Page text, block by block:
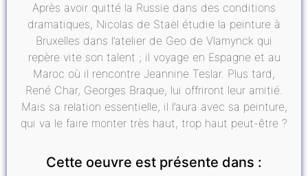
Après avoir quitté la Russie dans des conditions
dramatiques, Nicolas de Staël étudie la peinture à
Bruxelles dans l’atelier de Geo de Vlamynck qui
repère vite son talent ; il voyage en Espagne et au
Maroc où il rencontre Jeannine Teslar. Plus tard,
René Char, Georges Braque, lui offriront leur amitié.
Mais sa relation essentielle, il l’aura avec sa peinture,
qui va le faire monter très haut, trop haut peut-être ?
Cette oeuvre est présente dans :